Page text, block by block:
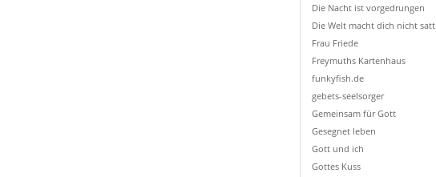
Die Nacht ist vorgedrungen
Die Welt macht dich nicht satt
Frau Friede
Freymuths Kartenhaus
funkyfish.de
gebets-seelsorger
Gemeinsam für Gott
Gesegnet leben
Gott und ich
Gottes Kuss